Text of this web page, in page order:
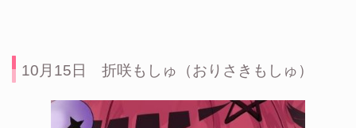
10月15日 折咲もしゅ（おりさきもしゅ）